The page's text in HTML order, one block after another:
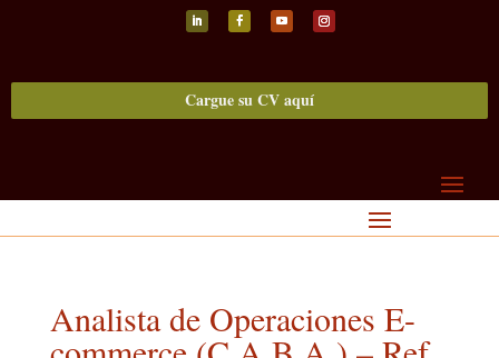
Cargue su CV aquí
Analista de Operaciones E-